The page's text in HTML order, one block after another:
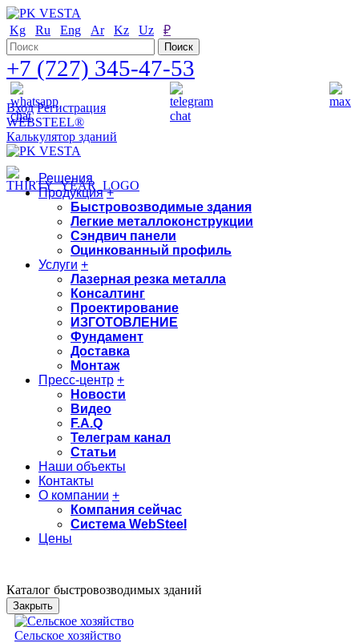
Kg Ru Eng Ar Kz Uz ₽
+7 (727) 345-47-53
Вход Регистрация
WEBSTEEL®
Калькулятор зданий
Решения
Продукция +
Быстровозводимые здания
Легкие металлоконструкции
Сэндвич панели
Оцинкованный профиль
Услуги +
Лазерная резка металла
Консалтинг
Проектирование
ИЗГОТОВЛЕНИЕ
Фундамент
Доставка
Монтаж
Пресс-центр +
Новости
Видео
F.A.Q
Телеграм канал
Статьи
Наши объекты
Контакты
О компании +
Компания сейчас
Система WebSteel
Цены
Каталог быстровозводимых зданий
Закрыть
Сельское хозяйство